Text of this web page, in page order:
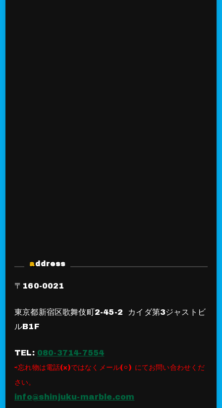
address
〒160-0021
東京都新宿区歌舞伎町2-45-2 カイダ第3ジャストビ
ルB1F
TEL: 080-3714-7554
⇨忘れ物は電話(×)ではなくメール(⚪︎) にてお問い合わせくだ
さい。
info@shinjuku-marble.com